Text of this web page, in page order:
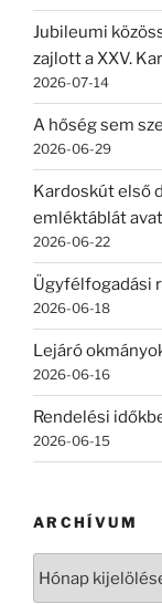
Jubileumi
zajlott a XXV.
2026-07-14
A hőség sem
2026-06-29
Kardoskút első
emléktáblát
2026-06-22
Ügyfélfogadási
2026-06-18
Lejáró
2026-06-16
Rendelési
2026-06-15
ARCHÍVUM